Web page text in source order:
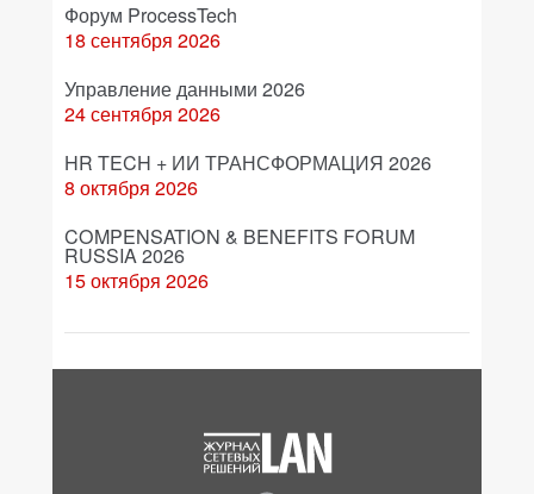
Форум ProcessTech
18 сентября 2026
Управление данными 2026
24 сентября 2026
HR TECH + ИИ ТРАНСФОРМАЦИЯ 2026
8 октября 2026
COMPENSATION & BENEFITS FORUM
RUSSIA 2026
15 октября 2026